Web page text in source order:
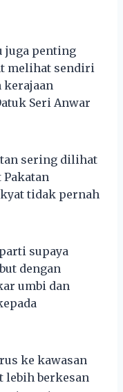
juga penting
melihat sendiri
kerajaan
Seri Anwar
sering dilihat
Pakatan
tidak pernah
supaya
dengan
umbi dan
ke kawasan
lebih berkesan